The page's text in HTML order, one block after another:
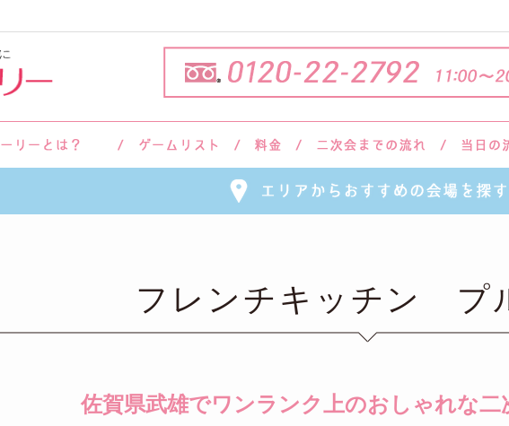
フレンチキッチン プ
佐賀県武雄でワンランク上のおしゃれな二